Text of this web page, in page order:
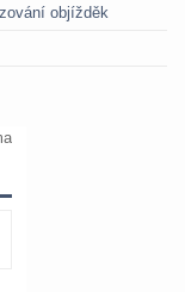
objížděk